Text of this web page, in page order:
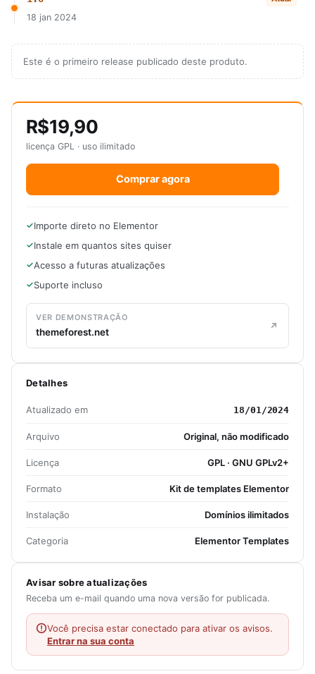
18 jan 2024
Este é o primeiro release publicado deste produto.
R$19,90
licença GPL · uso ilimitado
Comprar agora
Importe direto no Elementor
Instale em quantos sites quiser
Acesso a futuras atualizações
Suporte incluso
VER DEMONSTRAÇÃO
themeforest.net
Detalhes
Atualizado em 18/01/2024
Arquivo Original, não modificado
Licença GPL · GNU GPLv2+
Formato Kit de templates Elementor
Instalação Domínios ilimitados
Categoria Elementor Templates
Avisar sobre atualizações
Receba um e-mail quando uma nova versão for publicada.
Você precisa estar conectado para ativar os avisos.
Entrar na sua conta